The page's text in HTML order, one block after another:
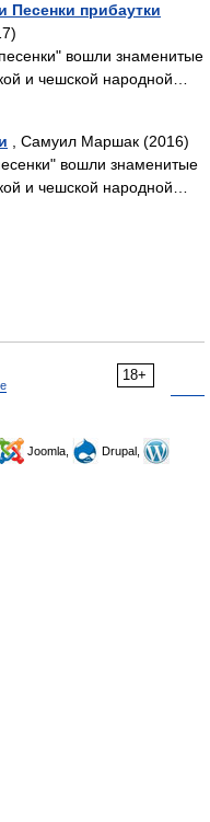
Песенки прибаутки
вошли знаменитые
и чешской народной…
, Самуил Маршак (2016)
вошли знаменитые
и чешской народной…
18+
Joomla,
Drupal,